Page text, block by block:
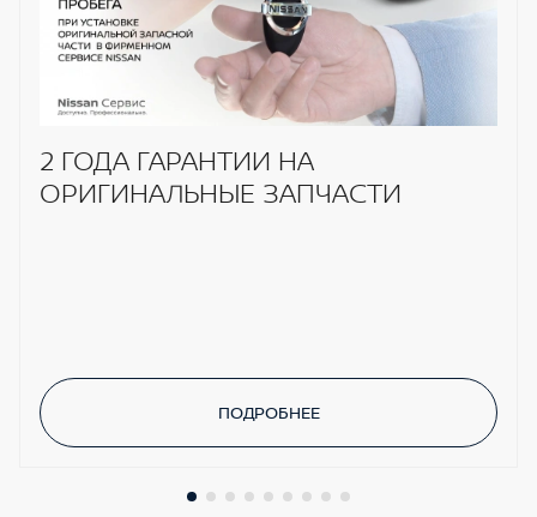
2 ГОДА ГАРАНТИИ НА
ОРИГИНАЛЬНЫЕ ЗАПЧАСТИ
ПОДРОБНЕЕ